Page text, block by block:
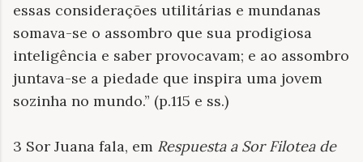
essas considerações utilitárias e mundanas
somava-se o assombro que sua prodigiosa
inteligência e saber provocavam; e ao assombro
juntava-se a piedade que inspira uma jovem
sozinha no mundo.” (p.115 e ss.)
3 Sor Juana fala, em Respuesta a Sor Filotea de